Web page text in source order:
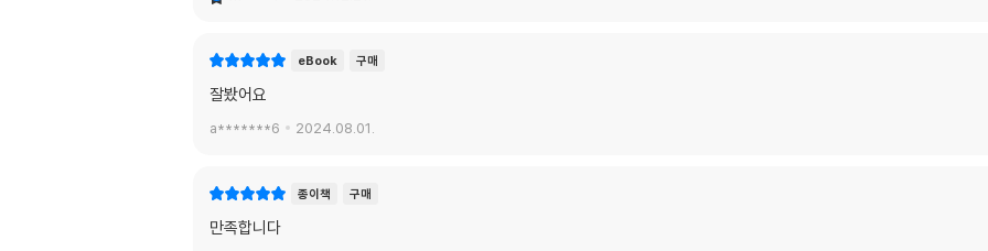
eBook 구매
잘봤어요
a*******6 2024.08.01.
종이책 구매
만족합니다